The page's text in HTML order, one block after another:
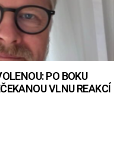
PO BOKU
VLNU REAKCÍ